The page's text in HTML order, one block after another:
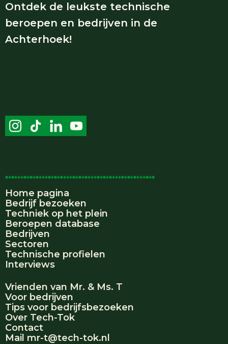
Ontdek de leukste technische
beroepen en bedrijven in de
Achterhoek!
Home pagina
Bedrijf bezoeken
Techniek op het plein
Beroepen database
Bedrijven
Sectoren
Technische profielen
Interviews
Vrienden van Mr. & Ms. T
Voor bedrijven
Tips voor bedrijfsbezoeken
Over Tech-Tok
Contact
Mail mr-t@tech-tok.nl